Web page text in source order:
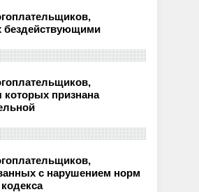
бездействующими
которых признана
с нарушением норм